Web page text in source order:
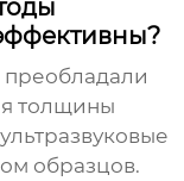
толщины
образцов.